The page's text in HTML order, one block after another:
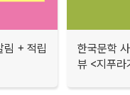
림 + 적립
한국문학
뷰 <지푸라